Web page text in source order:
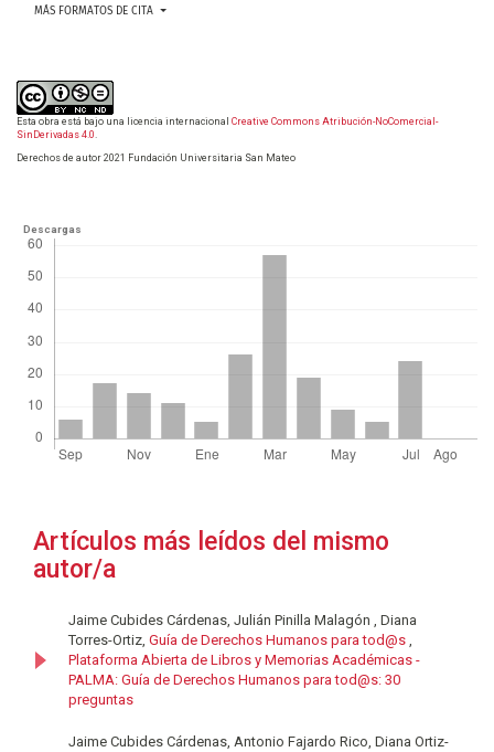
MÁS FORMATOS DE CITA
Esta obra está bajo una licencia internacional Creative Commons Atribución-NoComercial-
SinDerivadas 4.0.
Derechos de autor 2021 Fundación Universitaria San Mateo
Descargas
Artículos más leídos del mismo
autor/a
Jaime Cubides Cárdenas, Julián Pinilla Malagón , Diana
Torres-Ortiz, Guía de Derechos Humanos para tod@s ,
Plataforma Abierta de Libros y Memorias Académicas -
PALMA: Guía de Derechos Humanos para tod@s: 30
preguntas
Jaime Cubides Cárdenas, Antonio Fajardo Rico, Diana Ortiz-